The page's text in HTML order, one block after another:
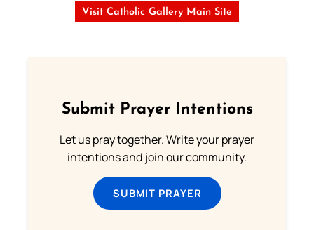
Visit Catholic Gallery Main Site
Submit Prayer Intentions
Let us pray together. Write your prayer
intentions and join our community.
SUBMIT PRAYER